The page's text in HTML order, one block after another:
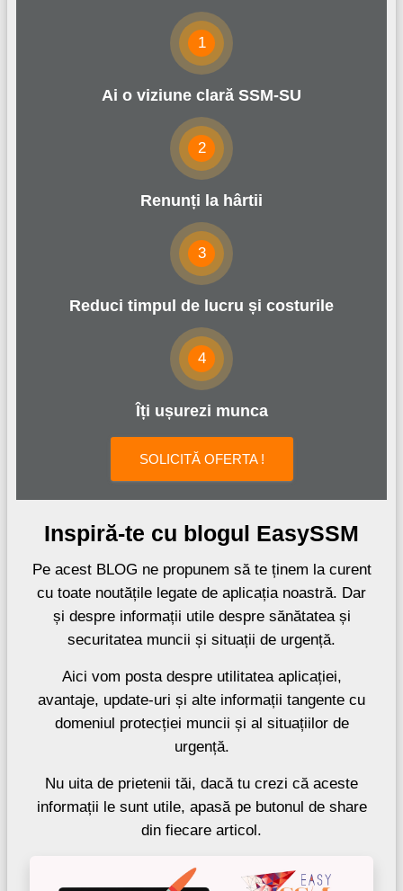
1
Ai o viziune clară SSM-SU
2
Renunți la hârtii
3
Reduci timpul de lucru și costurile
4
Îți ușurezi munca
SOLICITĂ OFERTA !
Inspiră-te cu blogul EasySSM
Pe acest BLOG ne propunem să te ținem la curent
cu toate noutățile legate de aplicația noastră. Dar
și despre informații utile despre sănătatea și
securitatea muncii și situații de urgență.
Aici vom posta despre utilitatea aplicației,
avantaje, update-uri și alte informații tangente cu
domeniul protecției muncii și al situațiilor de
urgență.
Nu uita de prietenii tăi, dacă tu crezi că aceste
informații le sunt utile, apasă pe butonul de share
din fiecare articol.